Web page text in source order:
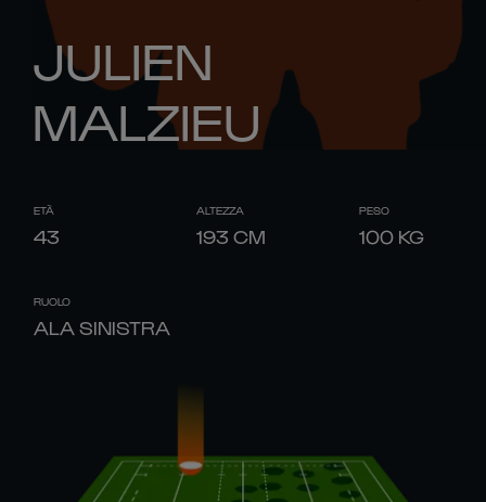
JULIEN
MALZIEU
ETÀ
43
ALTEZZA
193 CM
PESO
100 KG
RUOLO
ALA SINISTRA